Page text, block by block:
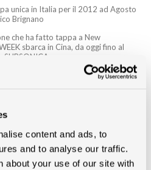
content and ads, to
and to analyse our traffic.
about your use of our site with
unica in Italia per il 2012 ad Agosto
Brignano
che ha fatto tappa a New
sbarca in Cina, da oggi fino al
ospiteranno i concerti di due
e domani i NEGRITA a
i SUBSONICA e il 4 giugno i